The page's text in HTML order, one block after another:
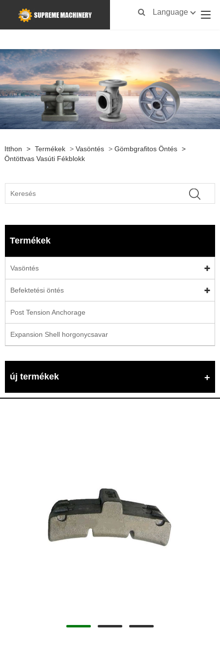
Language
Itthon > Termékek > Vasöntés > Gömbgrafitos Öntés >
Öntöttvas Vasúti Fékblokk
Termékek
Vasöntés
Befektetési öntés
Post Tension Anchorage
Expansion Shell horgonycsavar
új termékek